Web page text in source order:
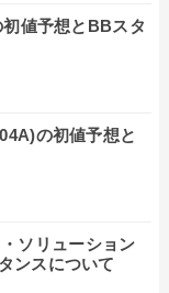
初値予想とBBスタ
の初値予想と
ソリューション
ンスについて